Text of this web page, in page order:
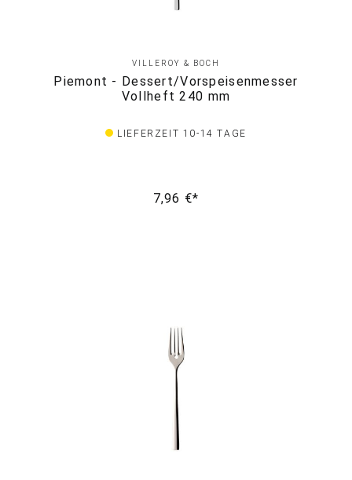
VILLEROY & BOCH
Piemont - Dessert/Vorspeisenmesser
Vollheft 240 mm
LIEFERZEIT 10-14 TAGE
7,96 €*